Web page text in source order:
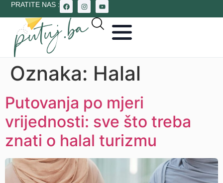
PRATITE NAS :
Oznaka: Halal
Putovanja po mjeri
vrijednosti: sve što treba
znati o halal turizmu